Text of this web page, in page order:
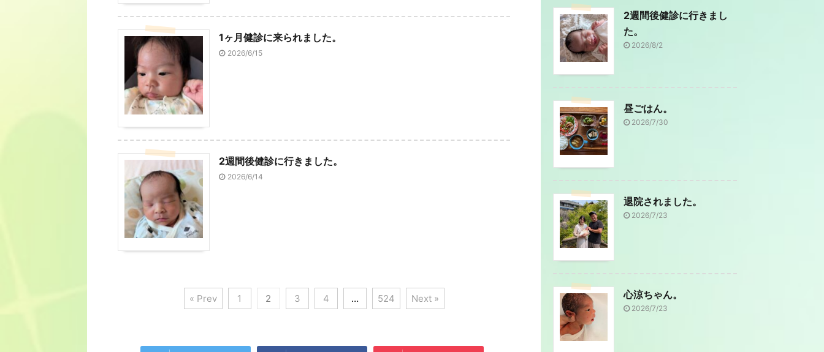
1ヶ月健診に来られました。
2026/6/15
2週間後健診に行きました。
2026/6/14
« Prev 1 2 3 4 … 524 Next »
2週間後健診に行きまし
た。
2026/8/2
昼ごはん。
2026/7/30
退院されました。
2026/7/23
心涼ちゃん。
2026/7/23